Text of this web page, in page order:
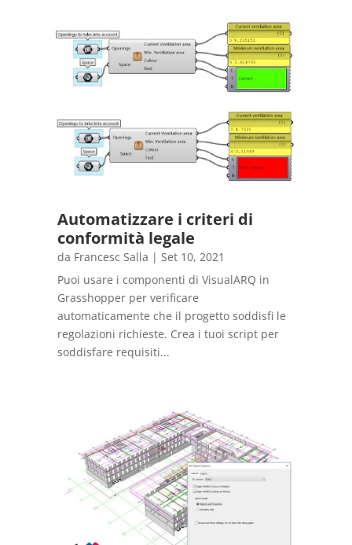
Automatizzare i criteri di
conformità legale
da Francesc Salla | Set 10, 2021
Puoi usare i componenti di VisualARQ in
Grasshopper per verificare
automaticamente che il progetto soddisfi le
regolazioni richieste. Crea i tuoi script per
soddisfare requisiti...